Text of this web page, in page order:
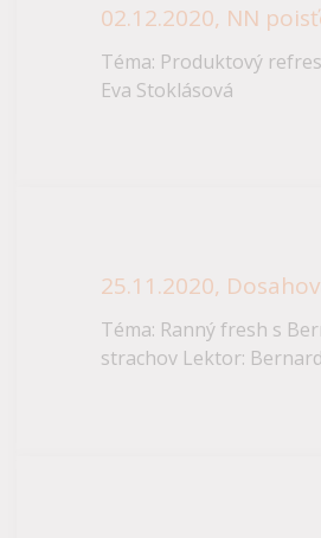
02.12.2020, NN
Téma: Produktový
Eva Stoklásová
25.11.2020,
Téma: Ranný fresh s
strachov Lektor: